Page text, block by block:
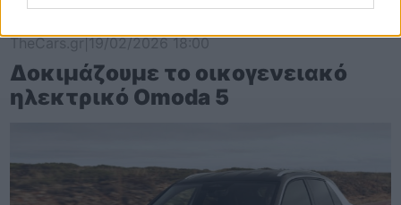
TheCars.gr|19/02/2026 18:00
Δοκιμάζουμε το οικογενειακό
ηλεκτρικό Omoda 5